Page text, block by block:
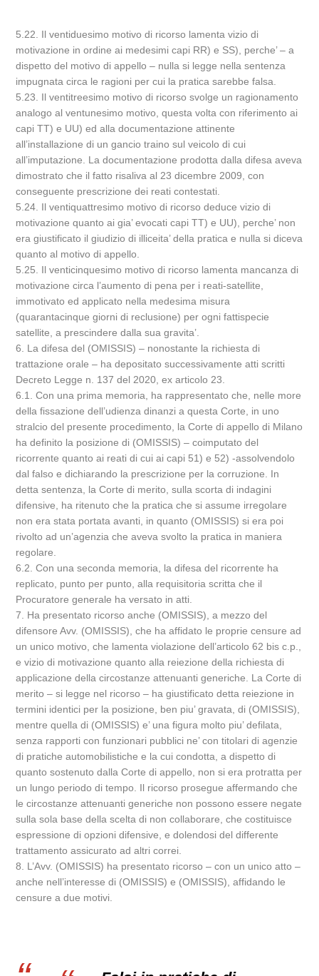
5.22. Il ventiduesimo motivo di ricorso lamenta vizio di
motivazione in ordine ai medesimi capi RR) e SS), perche’ – a
dispetto del motivo di appello – nulla si legge nella sentenza
impugnata circa le ragioni per cui la pratica sarebbe falsa.
5.23. Il ventitreesimo motivo di ricorso svolge un ragionamento
analogo al ventunesimo motivo, questa volta con riferimento ai
capi TT) e UU) ed alla documentazione attinente
all’installazione di un gancio traino sul veicolo di cui
all’imputazione. La documentazione prodotta dalla difesa aveva
dimostrato che il fatto risaliva al 23 dicembre 2009, con
conseguente prescrizione dei reati contestati.
5.24. Il ventiquattresimo motivo di ricorso deduce vizio di
motivazione quanto ai gia’ evocati capi TT) e UU), perche’ non
era giustificato il giudizio di illiceita’ della pratica e nulla si diceva
quanto al motivo di appello.
5.25. Il venticinquesimo motivo di ricorso lamenta mancanza di
motivazione circa l’aumento di pena per i reati-satellite,
immotivato ed applicato nella medesima misura
(quarantacinque giorni di reclusione) per ogni fattispecie
satellite, a prescindere dalla sua gravita’.
6. La difesa del (OMISSIS) – nonostante la richiesta di
trattazione orale – ha depositato successivamente atti scritti
Decreto Legge n. 137 del 2020, ex articolo 23.
6.1. Con una prima memoria, ha rappresentato che, nelle more
della fissazione dell’udienza dinanzi a questa Corte, in uno
stralcio del presente procedimento, la Corte di appello di Milano
ha definito la posizione di (OMISSIS) – coimputato del
ricorrente quanto ai reati di cui ai capi 51) e 52) -assolvendolo
dal falso e dichiarando la prescrizione per la corruzione. In
detta sentenza, la Corte di merito, sulla scorta di indagini
difensive, ha ritenuto che la pratica che si assume irregolare
non era stata portata avanti, in quanto (OMISSIS) si era poi
rivolto ad un’agenzia che aveva svolto la pratica in maniera
regolare.
6.2. Con una seconda memoria, la difesa del ricorrente ha
replicato, punto per punto, alla requisitoria scritta che il
Procuratore generale ha versato in atti.
7. Ha presentato ricorso anche (OMISSIS), a mezzo del
difensore Avv. (OMISSIS), che ha affidato le proprie censure ad
un unico motivo, che lamenta violazione dell’articolo 62 bis c.p.,
e vizio di motivazione quanto alla reiezione della richiesta di
applicazione della circostanze attenuanti generiche. La Corte di
merito – si legge nel ricorso – ha giustificato detta reiezione in
termini identici per la posizione, ben piu’ gravata, di (OMISSIS),
mentre quella di (OMISSIS) e’ una figura molto piu’ defilata,
senza rapporti con funzionari pubblici ne’ con titolari di agenzie
di pratiche automobilistiche e la cui condotta, a dispetto di
quanto sostenuto dalla Corte di appello, non si era protratta per
un lungo periodo di tempo. Il ricorso prosegue affermando che
le circostanze attenuanti generiche non possono essere negate
sulla sola base della scelta di non collaborare, che costituisce
espressione di opzioni difensive, e dolendosi del differente
trattamento assicurato ad altri correi.
8. L’Avv. (OMISSIS) ha presentato ricorso – con un unico atto –
anche nell’interesse di (OMISSIS) e (OMISSIS), affidando le
censure a due motivi.